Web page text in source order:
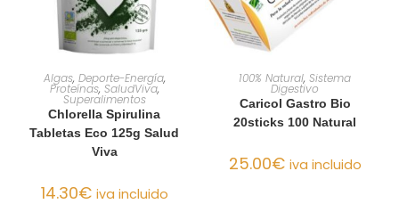
AÑADIR AL CARRITO
Algas, Deporte-Energía,
Proteínas, SaludViva,
Superalimentos
Chlorella Spirulina
Tabletas Eco 125g Salud
Viva
14.30€ iva incluido
AÑADIR AL CARRITO
100% Natural, Sistema
Digestivo
Caricol Gastro Bio
20sticks 100 Natural
25.00€ iva incluido